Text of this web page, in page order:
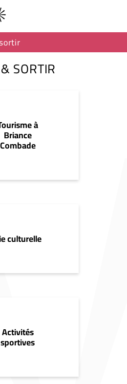
SORTIR
à
Briance
Combade
culturelle
Activités
sportives